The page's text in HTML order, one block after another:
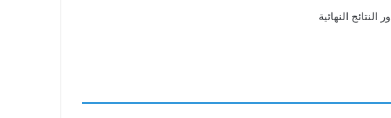
النهائية